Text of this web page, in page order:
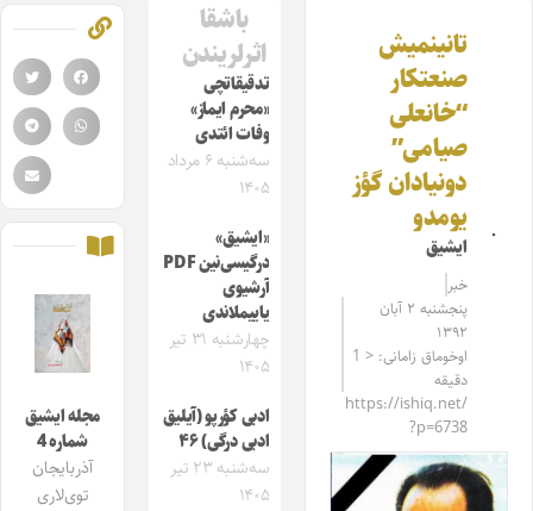
تانینمیش
صنعتکار
“خانعلی
صیامی”
دونیادان گؤز
یومدو
ایشیق
خبر
پنجشنبه ۲ آبان
۱۳۹۲
اوخوماق زامانی: < 1
دقیقه
https://ishiq.net/
?p=6738
باشقا
اثرلریندن
تدقیقاتچی
«محرم ایماز»
وفات ائتدی
سه‌شنبه ۶ مرداد
۱۴۰۵
«ایشیق»
درگیسی‌نین PDF
آرشیوی
یاییملاندی
چهارشنبه ۳۱ تیر
۱۴۰۵
ادبی کؤرپو (آیلیق
ادبی درگی) ۴۶
سه‌شنبه ۲۳ تیر
۱۴۰۵
مجله ایشیق
شماره 4
آذربایجان
توی‌لاری